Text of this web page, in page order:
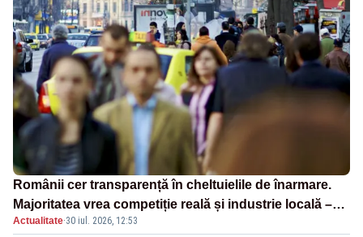
Românii cer transparență în cheltuielile de înarmare.
Majoritatea vrea competiție reală și industrie locală –
SONDAJ
Actualitate·30 iul. 2026, 12:53